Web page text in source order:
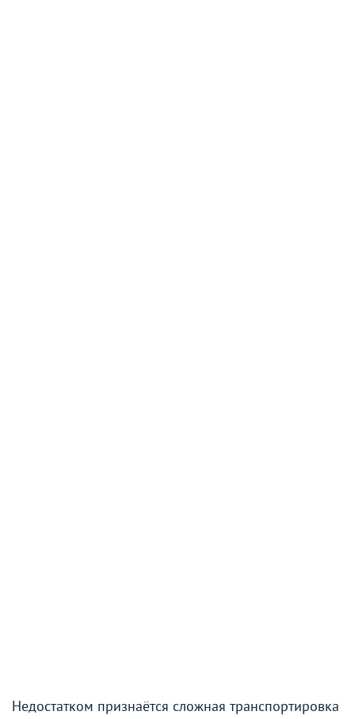
Недостатком признаётся сложная транспортировка